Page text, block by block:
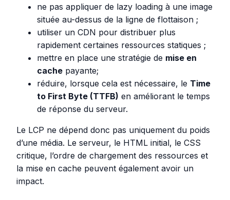
ne pas appliquer de lazy loading à une image
située au-dessus de la ligne de flottaison ;
utiliser un CDN pour distribuer plus
rapidement certaines ressources statiques ;
mettre en place une stratégie de mise en
cache payante;
réduire, lorsque cela est nécessaire, le Time
to First Byte (TTFB) en améliorant le temps
de réponse du serveur.
Le LCP ne dépend donc pas uniquement du poids
d’une média. Le serveur, le HTML initial, le CSS
critique, l’ordre de chargement des ressources et
la mise en cache peuvent également avoir un
impact.